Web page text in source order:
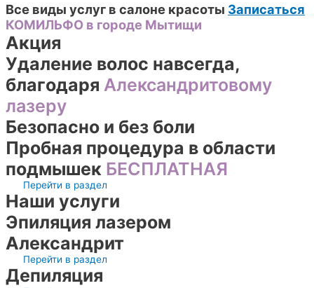
Все виды услуг в салоне красоты Записаться
КОМИЛЬФО в городе Мытищи
Акция
Удаление волос навсегда,
благодаря Александритовому
лазеру
Безопасно и без боли
Пробная процедура в области
подмышек БЕСПЛАТНАЯ
Перейти в раздел
Наши услуги
Эпиляция лазером
Александрит
Перейти в раздел
Депиляция